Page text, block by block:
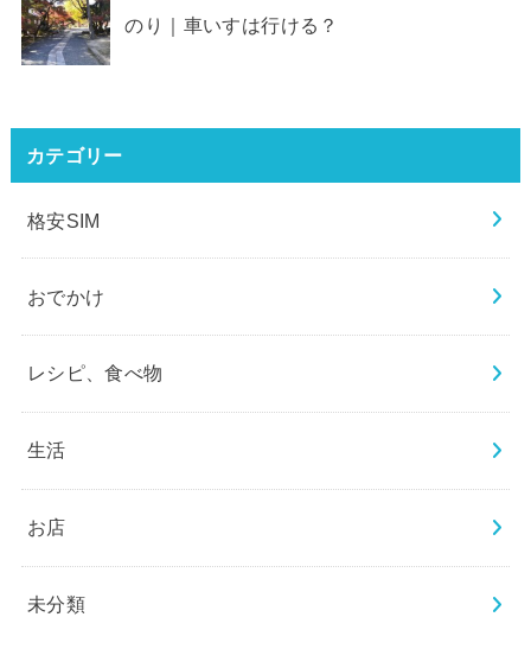
のり｜車いすは行ける？
カテゴリー
格安SIM
おでかけ
レシピ、食べ物
生活
お店
未分類